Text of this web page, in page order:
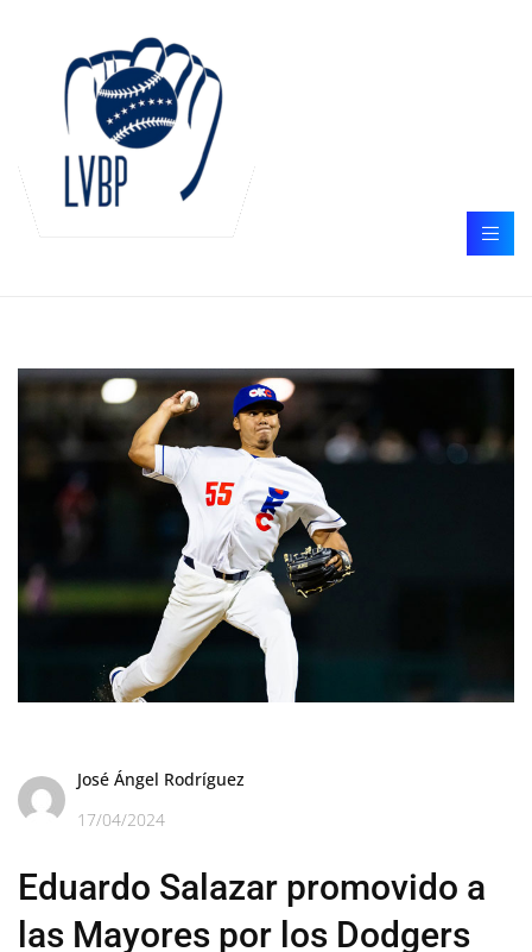
José Ángel Rodríguez
17/04/2024
Eduardo Salazar promovido a
las Mayores por los Dodgers